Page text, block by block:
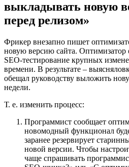
выкладывать новую
перед релизом»
Фрикер внезапно пишет
новую версию сайта. Оптимизатор
SEO-тестирование крупных
времени. В результате –
обещал руководству выложить
недели.
Т. е. изменить процесс:
Программист сообщает
новомодный функционал
заранее резервирует
новой версии. Чтобы
чаще спрашивать